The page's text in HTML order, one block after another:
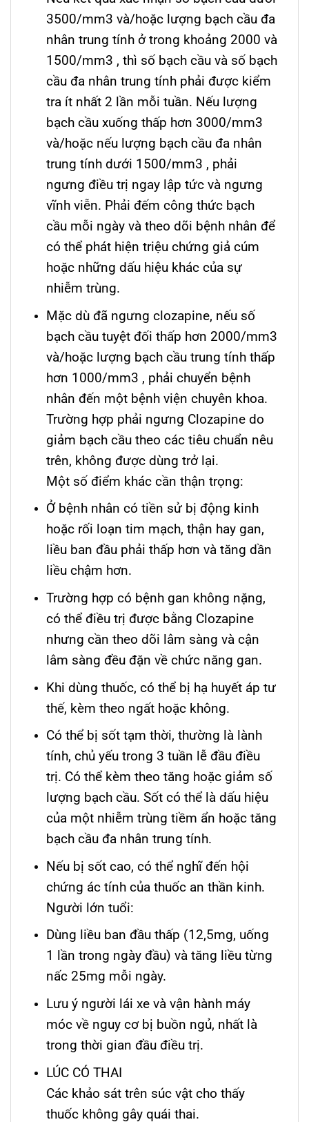
3500/mm3 và/hoặc lượng bạch cầu đa
nhân trung tính ở trong khoảng 2000 và
1500/mm3 , thì số bạch cầu và số bạch
cầu đa nhân trung tính phải được kiểm
tra ít nhất 2 lần mỗi tuần. Nếu lượng
bạch cầu xuống thấp hơn 3000/mm3
và/hoặc nếu lượng bạch cầu đa nhân
trung tính dưới 1500/mm3 , phải
ngưng điều trị ngay lập tức và ngưng
vĩnh viễn. Phải đếm công thức bạch
cầu mỗi ngày và theo dõi bệnh nhân để
có thể phát hiện triệu chứng giả cúm
hoặc những dấu hiệu khác của sự
nhiễm trùng.
Mặc dù đã ngưng clozapine, nếu số
bạch cầu tuyệt đối thấp hơn 2000/mm3
và/hoặc lượng bạch cầu trung tính thấp
hơn 1000/mm3 , phải chuyển bệnh
nhân đến một bệnh viện chuyên khoa.
Trường hợp phải ngưng Clozapine do
giảm bạch cầu theo các tiêu chuẩn nêu
trên, không được dùng trở lại.
Một số điểm khác cần thận trọng:
Ở bệnh nhân có tiền sử bị động kinh
hoặc rối loạn tim mạch, thận hay gan,
liều ban đầu phải thấp hơn và tăng dần
liều chậm hơn.
Trường hợp có bệnh gan không nặng,
có thể điều trị được bằng Clozapine
nhưng cần theo dõi lâm sàng và cận
lâm sàng đều đặn về chức năng gan.
Khi dùng thuốc, có thể bị hạ huyết áp tư
thế, kèm theo ngất hoặc không.
Có thể bị sốt tạm thời, thường là lành
tính, chủ yếu trong 3 tuần lễ đầu điều
trị. Có thể kèm theo tăng hoặc giảm số
lượng bạch cầu. Sốt có thể là dấu hiệu
của một nhiễm trùng tiềm ẩn hoặc tăng
bạch cầu đa nhân trung tính.
Nếu bị sốt cao, có thể nghĩ đến hội
chứng ác tính của thuốc an thần kinh.
Người lớn tuổi:
Dùng liều ban đầu thấp (12,5mg, uống
1 lần trong ngày đầu) và tăng liều từng
nấc 25mg mỗi ngày.
Lưu ý người lái xe và vận hành máy
móc về nguy cơ bị buồn ngủ, nhất là
trong thời gian đầu điều trị.
LÚC CÓ THAI
Các khảo sát trên súc vật cho thấy
thuốc không gây quái thai.